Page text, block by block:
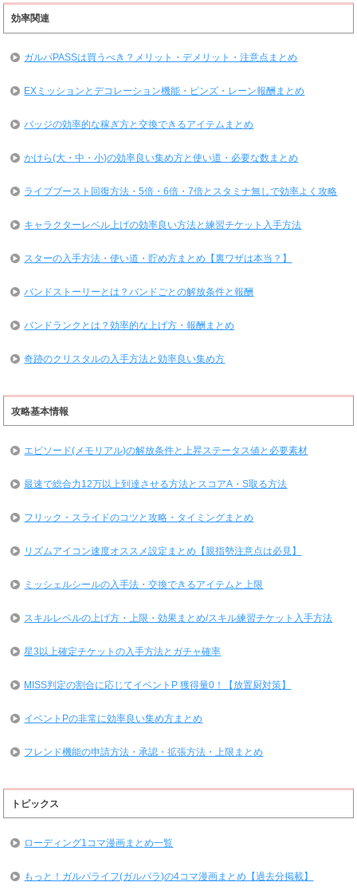
効率関連
ガルパPASSは買うべき？メリット・デメリット・注意点まとめ
EXミッションとデコレーション機能・ピンズ・レーン報酬まとめ
バッジの効率的な稼ぎ方と交換できるアイテムまとめ
かけら(大・中・小)の効率良い集め方と使い道・必要な数まとめ
ライブブースト回復方法・5倍・6倍・7倍とスタミナ無しで効率よく攻略
キャラクターレベル上げの効率良い方法と練習チケット入手方法
スターの入手方法・使い道・貯め方まとめ【裏ワザは本当？】
バンドストーリーとは？バンドごとの解放条件と報酬
バンドランクとは？効率的な上げ方・報酬まとめ
奇跡のクリスタルの入手方法と効率良い集め方
攻略基本情報
エピソード(メモリアル)の解放条件と上昇ステータス値と必要素材
最速で総合力12万以上到達させる方法とスコアA・S取る方法
フリック・スライドのコツと攻略・タイミングまとめ
リズムアイコン速度オススメ設定まとめ【親指勢注意点は必見】
ミッシェルシールの入手法・交換できるアイテムと上限
スキルレベルの上げ方・上限・効果まとめ/スキル練習チケット入手方法
星3以上確定チケットの入手方法とガチャ確率
MISS判定の割合に応じてイベントP 獲得量0！【放置厨対策】
イベントPの非常に効率良い集め方まとめ
フレンド機能の申請方法・承認・拡張方法・上限まとめ
トピックス
ローディング1コマ漫画まとめ一覧
もっと！ガルパライフ(ガルパラ)の4コマ漫画まとめ【過去分掲載】